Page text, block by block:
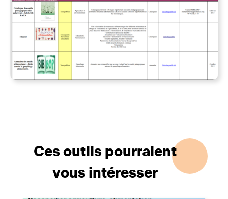
Ces outils pourraient
vous intéresser